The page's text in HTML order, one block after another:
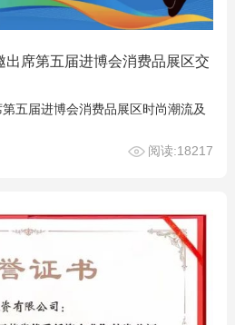
出席第五届进博会消费品展区交
五届进博会消费品展区时尚潮流及
阅读:18217